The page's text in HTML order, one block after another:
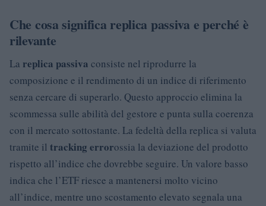
Che cosa significa replica passiva e perché è
rilevante
La replica passiva consiste nel riprodurre la
composizione e il rendimento di un indice di riferimento
senza cercare di superarlo. Questo approccio elimina la
scommessa sulle abilità del gestore e punta sulla coerenza
con il mercato sottostante. La fedeltà della replica si valuta
tramite il tracking errorossia la deviazione del prodotto
rispetto all’indice che dovrebbe seguire. Un valore basso
indica che l’ETF riesce a mantenersi molto vicino
all’indice, mentre uno scostamento elevato segnala una